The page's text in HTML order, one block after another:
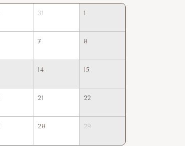
31 1
7 8
14 15
21 22
28 29